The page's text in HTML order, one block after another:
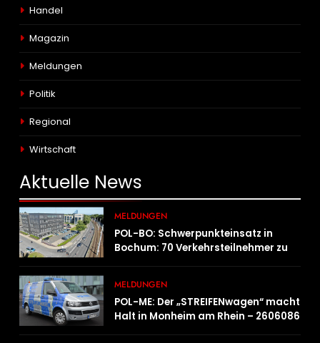
Handel
Magazin
Meldungen
Politik
Regional
Wirtschaft
Aktuelle News
MELDUNGEN
POL-BO: Schwerpunkteinsatz in
Bochum: 70 Verkehrsteilnehmer zu
MELDUNGEN
POL-ME: Der „STREIFENwagen“ macht
Halt in Monheim am Rhein – 2606086